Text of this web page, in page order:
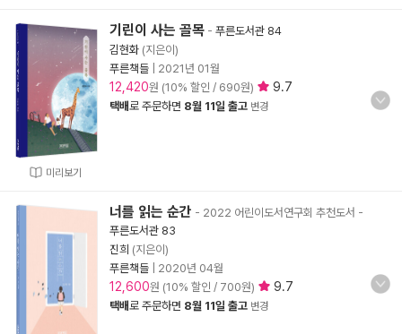
미리보기
기린이 사는 골목 - 푸른도서관 84
김현화 (지은이)
푸른책들
2021년 01월
12,420원 (10% 할인 / 690원) 9.7
택배로 주문하면 8월 11일 출고 변경
너를 읽는 순간 - 2022 어린이도서연구회 추천도서 -
푸른도서관 83
진희 (지은이)
푸른책들
2020년 04월
12,600원 (10% 할인 / 700원) 9.7
택배로 주문하면 8월 11일 출고 변경